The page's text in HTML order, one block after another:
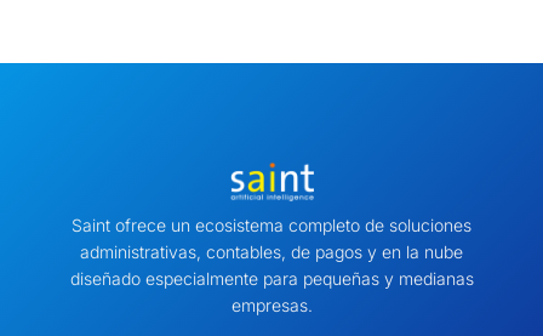
Saint ofrece un ecosistema completo de soluciones
administrativas, contables, de pagos y en la nube
diseñado especialmente para pequeñas y medianas
empresas.